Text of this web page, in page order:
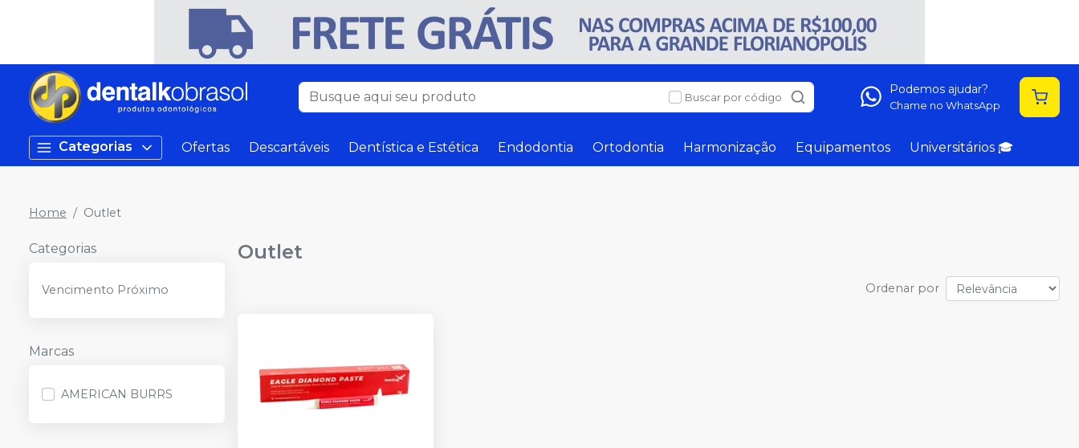
Buscar por código
Podemos ajudar?
Chame no WhatsApp
Categorias Ofertas Descartáveis Dentística e Estética Endodontia Ortodontia Harmonização Equipamentos Universitários 🎓
Home Outlet
Categorias
Vencimento Próximo
Marcas
AMERICAN BURRS
Outlet
Ordenar por